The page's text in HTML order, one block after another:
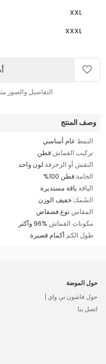
XXL
XXXL
التفاصيل والصور
وصف المنتج
النمط:عام أساسي
تركيب القماش:قطن
النقش أو الزخرفة:لون واحد
الخامة:قطن 100%
الياقة:ياقة مستديرة
السُمك:خفيف الوزن
المقاس:نوع فضفاض
مكونات القماش:96% وأكثر
طول الكم:أكمام قصيرة
حول الموضة
حول فاشون تي واي |
اتصل بنا